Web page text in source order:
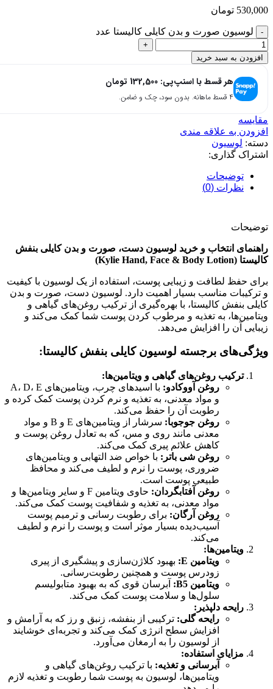
530,000 تومان
لوسیون صورت و بدن کایلی کالیستا عدد
افزودن به سبد خرید
هر قسط با اسنپ‌پی: 132,500 تومان
۴ قسط ماهانه. بدون سود، چک و ضامن.
مقایسه
افزودن به علاقه مندی
دسته: لوسیون
اشتراک گذاری:
توضیحات
نظرات (0)
توضیحات
راهنمای انتخاب و خرید لوسیون دست، صورت و بدن کایلی بنفش
کالیستا (Kylie Hand, Face & Body Lotion)
برای حفظ لطافت و زیبایی پوست، استفاده از یک لوسیون با کیفیت
و ترکیبات مناسب بسیار اهمیت دارد. لوسیون دست، صورت و بدن
کایلی بنفش کالیستا، با بهره‌گیری از ترکیب روغن‌های گیاهی و
ویتامین‌ها، به تغذیه و مرطوب کردن پوست شما کمک می‌کند و
زیبایی آن را افزایش می‌دهد.
ویژگی‌های برجسته لوسیون کایلی بنفش کالیستا:
ترکیب روغن‌های گیاهی و ویتامین‌ها:
روغن آووکادو:
با اسیدهای چرب، ویتامین‌های A، D، E
و مواد معدنی، به تغذیه و نرم کردن پوست کمک کرده و
رطوبت آن را حفظ می‌کند.
روغن جوجوبا:
سرشار از ویتامین‌های E و B و مواد
معدنی مانند روی و مس، که به تعادل روغن پوست و
کاهش علائم پیری کمک می‌کند.
روغن شی باتر: با خواص ضد التهابی و ویتامین‌های
ضروری، پوست را نرم و لطیف می‌کند و محافظ
طبیعی پوست است.
روغن آفتابگردان:
حاوی ویتامین F و سایر ویتامین‌ها و
مواد معدنی، به تغذیه و شفافیت پوست کمک می‌کند.
روغن آرگان: برای رطوبت رسانی و ترمیم پوست
آسیب‌دیده بسیار موثر است و پوست را نرم و لطیف
می‌کند.
ویتامین‌ها:
ویتامین E:
بهبود کلاژن‌سازی و پیشگیری از پیری
زودرس پوست و همچنین رطوبت‌رسانی.
ویتامین B5:
آبرسان قوی که به بهبود متابولیسم
سلول‌ها و سلامت پوست کمک می‌کند.
رایحه دلپذیر:
رایحه گلی: ترکیبی از بنفشه، زنبق و رز که به آرامش و
افزایش سطح انرژی کمک می‌کند و تجربه‌ای خوشایند
از لوسیون را به ارمغان می‌آورد.
مزایای استفاده:
آبرسانی و تغذیه: با ترکیب روغن‌های گیاهی و
ویتامین‌ها، لوسیون به پوست شما رطوبت و تغذیه لازم